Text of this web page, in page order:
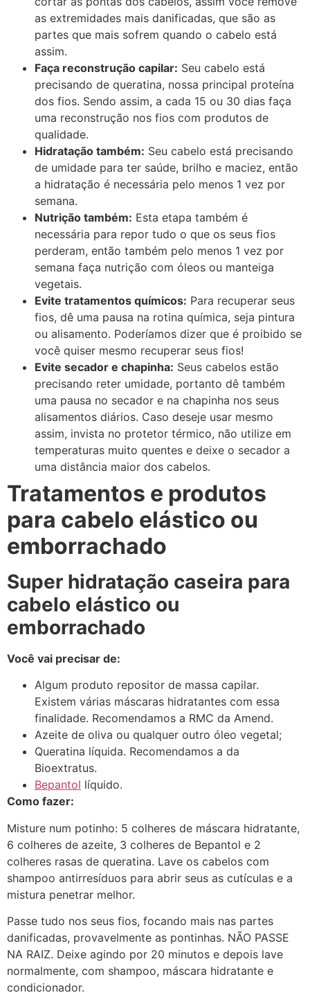
as extremidades mais danificadas, que são as
partes que mais sofrem quando o cabelo está
assim.
Faça reconstrução capilar: Seu cabelo está
precisando de queratina, nossa principal proteína
dos fios. Sendo assim, a cada 15 ou 30 dias faça
uma reconstrução nos fios com produtos de
qualidade.
Hidratação também: Seu cabelo está precisando
de umidade para ter saúde, brilho e maciez, então
a hidratação é necessária pelo menos 1 vez por
semana.
Nutrição também: Esta etapa também é
necessária para repor tudo o que os seus fios
perderam, então também pelo menos 1 vez por
semana faça nutrição com óleos ou manteiga
vegetais.
Evite tratamentos químicos: Para recuperar seus
fios, dê uma pausa na rotina química, seja pintura
ou alisamento. Poderíamos dizer que é proibido se
você quiser mesmo recuperar seus fios!
Evite secador e chapinha: Seus cabelos estão
precisando reter umidade, portanto dê também
uma pausa no secador e na chapinha nos seus
alisamentos diários. Caso deseje usar mesmo
assim, invista no protetor térmico, não utilize em
temperaturas muito quentes e deixe o secador a
uma distância maior dos cabelos.
Tratamentos e produtos
para cabelo elástico ou
emborrachado
Super hidratação caseira para
cabelo elástico ou
emborrachado
Você vai precisar de:
Algum produto repositor de massa capilar.
Existem várias máscaras hidratantes com essa
finalidade. Recomendamos a RMC da Amend.
Azeite de oliva ou qualquer outro óleo vegetal;
Queratina líquida. Recomendamos a da
Bioextratus.
Bepantol líquido.
Como fazer:
Misture num potinho: 5 colheres de máscara hidratante,
6 colheres de azeite, 3 colheres de Bepantol e 2
colheres rasas de queratina. Lave os cabelos com
shampoo antirresíduos para abrir seus as cutículas e a
mistura penetrar melhor.
Passe tudo nos seus fios, focando mais nas partes
danificadas, provavelmente as pontinhas. NÃO PASSE
NA RAIZ. Deixe agindo por 20 minutos e depois lave
normalmente, com shampoo, máscara hidratante e
condicionador.